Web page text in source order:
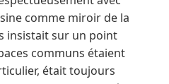
comme miroir de la
insistait sur un point
communs étaient
était toujours